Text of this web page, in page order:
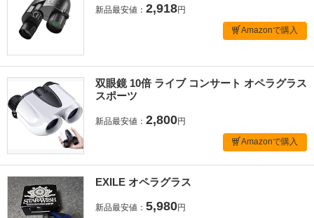
新品最安値： 2,918円
Amazonで購入
双眼鏡 10倍 ライブ コンサート オペラグラス
スポーツ
新品最安値： 2,800円
Amazonで購入
EXILE オペラグラス
新品最安値： 5,980円